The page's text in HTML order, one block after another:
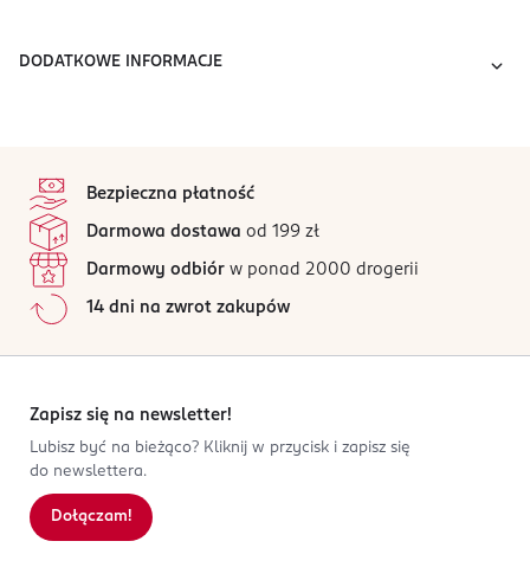
DODATKOWE INFORMACJE
Bezpieczna płatność
Darmowa dostawa od 199 zł
Darmowy odbiór w ponad 2000 drogerii
14 dni na zwrot zakupów
Zapisz się na newsletter!
Lubisz być na bieżąco? Kliknij w przycisk i zapisz się
do newslettera.
Dołączam!